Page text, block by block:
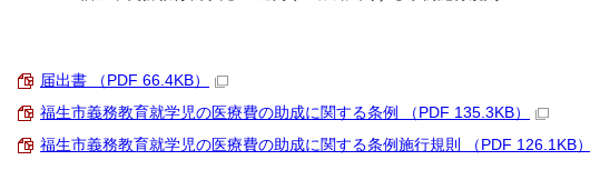
届出書 （PDF 66.4KB）
福生市義務教育就学児の医療費の助成に関する条例 （PDF 135.3KB）
福生市義務教育就学児の医療費の助成に関する条例施行規則 （PDF 126.1KB）